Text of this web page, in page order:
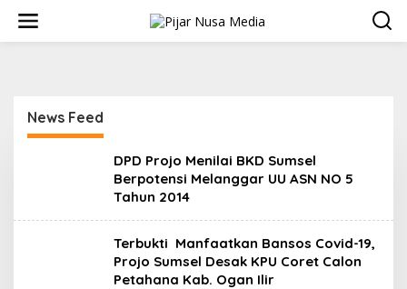
content
News Feed
DPD Projo Menilai BKD Sumsel
Berpotensi Melanggar UU ASN NO 5
Tahun 2014
Terbukti Manfaatkan Bansos Covid-19,
Projo Sumsel Desak KPU Coret Calon
Petahana Kab. Ogan Ilir